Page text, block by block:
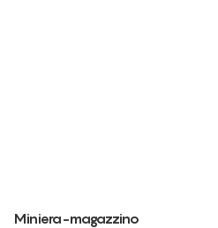
Miniera-magazzino